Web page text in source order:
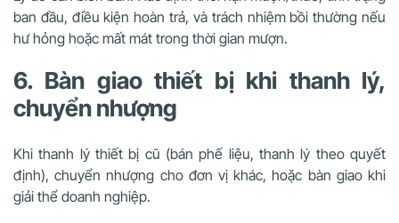
ban đầu, điều kiện hoàn trả, và trách nhiệm bồi thường nếu
hư hỏng hoặc mất mát trong thời gian mượn.
6. Bàn giao thiết bị khi thanh lý,
chuyển nhượng
Khi thanh lý thiết bị cũ (bán phế liệu, thanh lý theo quyết
định), chuyển nhượng cho đơn vị khác, hoặc bàn giao khi
giải thể doanh nghiệp.